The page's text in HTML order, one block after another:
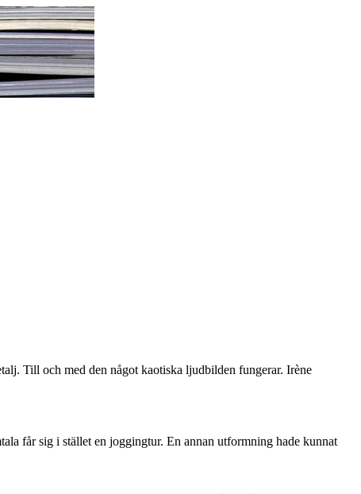
Till och med den något kaotiska ljudbilden fungerar. Irène
får sig i stället en joggingtur. En annan utformning hade kunnat